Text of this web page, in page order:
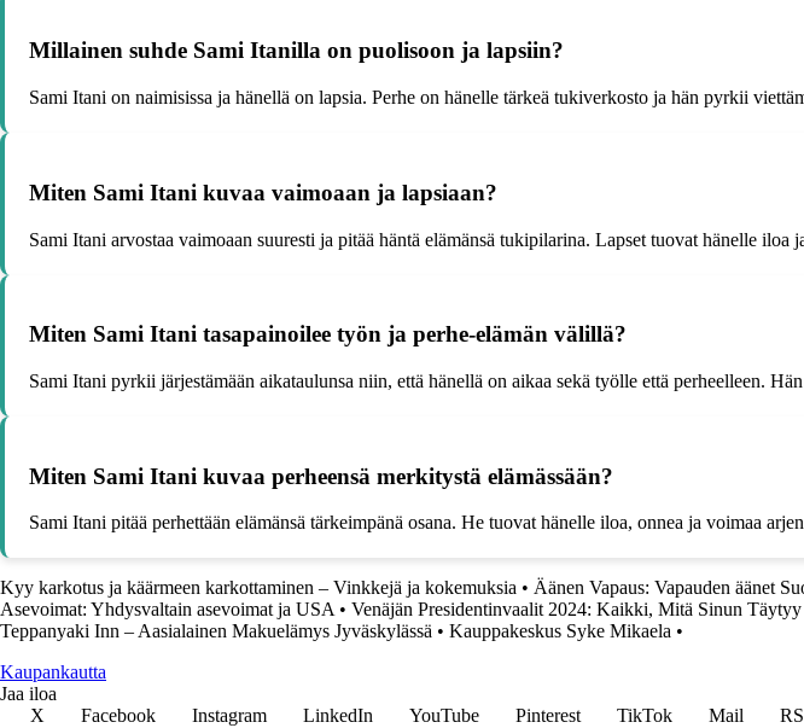
Millainen suhde Sami Itanilla on puolisoon ja lapsiin?
Sami Itani on naimisissa ja hänellä on lapsia. Perhe on hänelle tärkeä tukiverkosto ja hän pyrkii
Miten Sami Itani kuvaa vaimoaan ja lapsiaan?
Sami Itani arvostaa vaimoaan suuresti ja pitää häntä elämänsä tukipilarina. Lapset tuovat hänelle iloa
Miten Sami Itani tasapainoilee työn ja perhe-elämän välillä?
Sami Itani pyrkii järjestämään aikataulunsa niin, että hänellä on aikaa sekä työlle että perheelleen.
Miten Sami Itani kuvaa perheensä merkitystä elämässään?
Sami Itani pitää perhettään elämänsä tärkeimpänä osana. He tuovat hänelle iloa, onnea ja voimaa
Kyy karkotus ja käärmeen karkottaminen – Vinkkejä ja kokemuksia • Äänen Vapaus: Vapauden äänet
Asevoimat: Yhdysvaltain asevoimat ja USA • Venäjän Presidentinvaalit 2024: Kaikki, Mitä Sinun Täytyy
Teppanyaki Inn – Aasialainen Makuelämys Jyväskylässä • Kauppakeskus Syke Mikaela •
Kaupankautta
Jaa iloa
X
Facebook Instagram LinkedIn YouTube Pinterest TikTok Mail